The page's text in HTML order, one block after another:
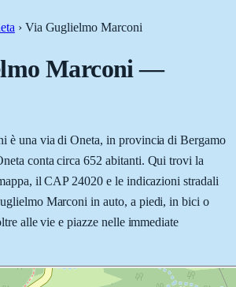
› Via Guglielmo Marconi
Marconi—
è una via di Oneta, in provincia di Bergamo
conta circa 652 abitanti. Qui trovi la
il CAP 24020 e le indicazioni stradali
Marconi in auto, a piedi, in bici o
alle vie e piazze nelle immediate